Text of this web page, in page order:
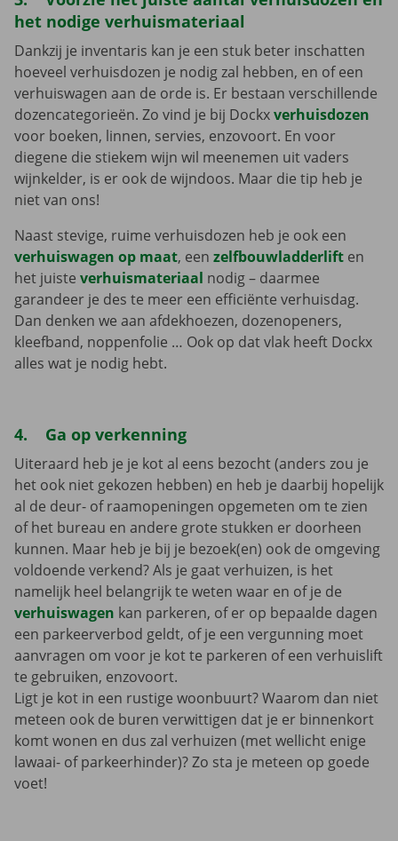
het nodige verhuismateriaal
Dankzij je inventaris kan je een stuk beter inschatten
hoeveel verhuisdozen je nodig zal hebben, en of een
verhuiswagen aan de orde is. Er bestaan verschillende
dozencategorieën. Zo vind je bij Dockxverhuisdozen
voor boeken, linnen, servies, enzovoort. En voor
diegene die stiekem wijn wil meenemen uit vaders
wijnkelder, is er ook de wijndoos. Maar die tip heb je
niet van ons!
Naast stevige, ruime verhuisdozen heb je ook een
verhuiswagen op maat, een zelfbouwladderlift en
het juiste verhuismateriaal nodig – daarmee
garandeer je des te meer een efficiënte verhuisdag.
Dan denken we aan afdekhoezen, dozenopeners,
kleefband, noppenfolie … Ook op dat vlak heeft Dockx
alles wat je nodig hebt.
4. Ga op verkenning
Uiteraard heb je je kot al eens bezocht (anders zou je
het ook niet gekozen hebben) en heb je daarbij hopelijk
al de deur- of raamopeningen opgemeten om te zien
of het bureau en andere grote stukken er doorheen
kunnen. Maar heb je bij je bezoek(en) ook de omgeving
voldoende verkend? Als je gaat verhuizen, is het
namelijk heel belangrijk te weten waar en of je de
verhuiswagen kan parkeren, of er op bepaalde dagen
een parkeerverbod geldt, of je een vergunning moet
aanvragen om voor je kot te parkeren of een verhuislift
te gebruiken, enzovoort.
Ligt je kot in een rustige woonbuurt? Waarom dan niet
meteen ook de buren verwittigen dat je er binnenkort
komt wonen en dus zal verhuizen (met wellicht enige
lawaai- of parkeerhinder)? Zo sta je meteen op goede
voet!